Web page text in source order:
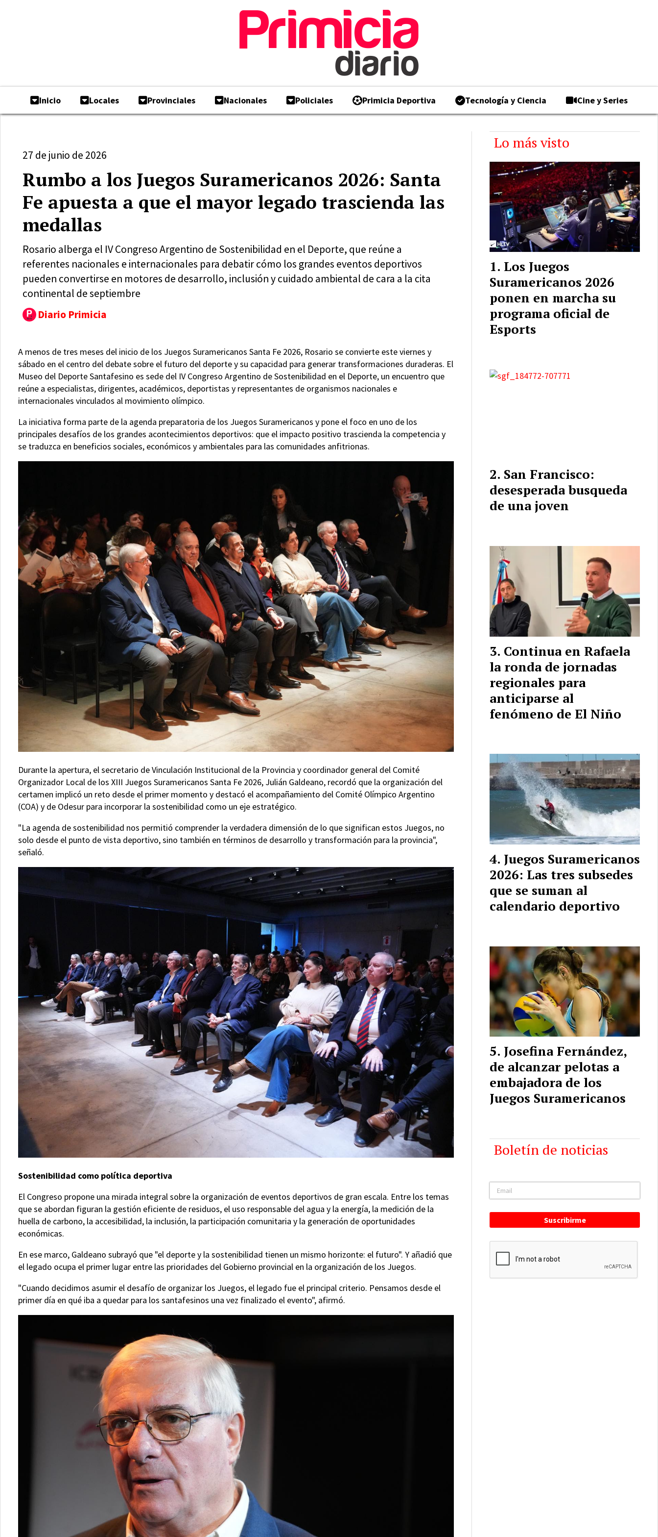
Inicio Locales Provinciales Nacionales Policiales Primicia Deportiva Tecnología y Ciencia Cine y Series
Rumbo a los Juegos Suramericanos 2026: Santa
Fe apuesta a que el mayor legado trascienda las
medallas
Rosario alberga el IV Congreso Argentino de Sostenibilidad en el Deporte, que reúne a
referentes nacionales e internacionales para debatir cómo los grandes eventos deportivos
pueden convertirse en motores de desarrollo, inclusión y cuidado ambiental de cara a la cita
continental de septiembre
27 de junio de 2026
Diario Primicia
A menos de tres meses del inicio de los Juegos Suramericanos Santa Fe 2026, Rosario se convierte este viernes y
sábado en el centro del debate sobre el futuro del deporte y su capacidad para generar transformaciones duraderas. El
Museo del Deporte Santafesino es sede del IV Congreso Argentino de Sostenibilidad en el Deporte, un encuentro que
reúne a especialistas, dirigentes, académicos, deportistas y representantes de organismos nacionales e
internacionales vinculados al movimiento olímpico.
La iniciativa forma parte de la agenda preparatoria de los Juegos Suramericanos y pone el foco en uno de los
principales desafíos de los grandes acontecimientos deportivos: que el impacto positivo trascienda la competencia y
se traduzca en beneficios sociales, económicos y ambientales para las comunidades anfitrionas.
Durante la apertura, el secretario de Vinculación Institucional de la Provincia y coordinador general del Comité
Organizador Local de los XIII Juegos Suramericanos Santa Fe 2026, Julián Galdeano, recordó que la organización del
certamen implicó un reto desde el primer momento y destacó el acompañamiento del Comité Olímpico Argentino
(COA) y de Odesur para incorporar la sostenibilidad como un eje estratégico.
"La agenda de sostenibilidad nos permitió comprender la verdadera dimensión de lo que significan estos Juegos, no
solo desde el punto de vista deportivo, sino también en términos de desarrollo y transformación para la provincia",
señaló.
Sostenibilidad como política deportiva
El Congreso propone una mirada integral sobre la organización de eventos deportivos de gran escala. Entre los temas
que se abordan figuran la gestión eficiente de residuos, el uso responsable del agua y la energía, la medición de la
huella de carbono, la accesibilidad, la inclusión, la participación comunitaria y la generación de oportunidades
económicas.
En ese marco, Galdeano subrayó que "el deporte y la sostenibilidad tienen un mismo horizonte: el futuro". Y añadió que
el legado ocupa el primer lugar entre las prioridades del Gobierno provincial en la organización de los Juegos.
"Cuando decidimos asumir el desafío de organizar los Juegos, el legado fue el principal criterio. Pensamos desde el
primer día en qué iba a quedar para los santafesinos una vez finalizado el evento", afirmó.
Lo más visto
Los Juegos
Suramericanos 2026
ponen en marcha su
programa oficial de
Esports
San Francisco:
desesperada busqueda
de una joven
Continua en Rafaela
la ronda de jornadas
regionales para
anticiparse al
fenómeno de El Niño
Juegos Suramericanos
2026: Las tres subsedes
que se suman al
calendario deportivo
Josefina Fernández,
de alcanzar pelotas a
embajadora de los
Juegos Suramericanos
Boletín de noticias
Suscribirme